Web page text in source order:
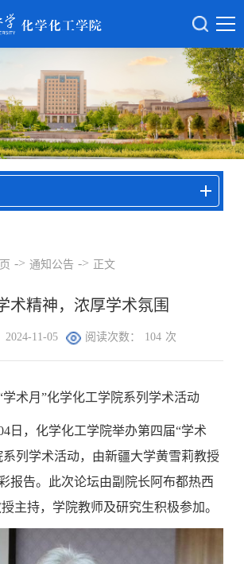
-> 通知公告 -> 正文
术精神，浓厚学术氛围
2024-11-05 阅读次数： 104 次
术月”化学化工学院系列学术活动
日，化学化工学院举办第四届“学术
系列学术活动，由新疆大学黄雪莉教授
报告。此次论坛由副院长阿布都热西
主持，学院教师及研究生积极参加。